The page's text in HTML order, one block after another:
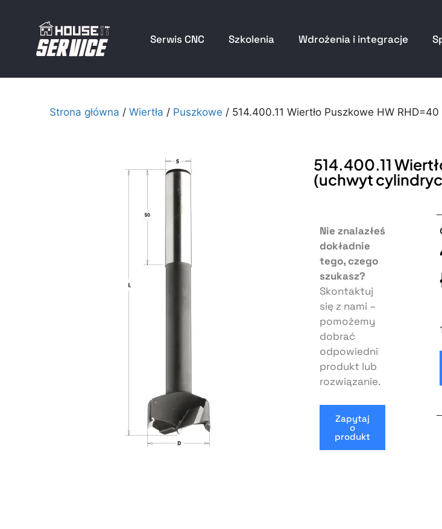
Serwis CNC Szkolenia Wdrożenia i integracje
Strona główna / Wiertła / Puszkowe / 514.400.11 Wiertło Puszkowe HW RHD=40
514.400.11
(uchwyt
Nie znalazłeś
dokładnie
tego, czego
szukasz?
Skontaktuj
się z nami –
pomożemy
dobrać
odpowiedni
produkt lub
rozwiązanie.
Zapytaj
o
produkt